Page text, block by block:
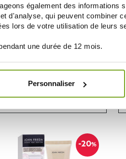
également des informations
d'analyse, qui peuvent combiner
lors de votre utilisation de leurs
une durée de 12 mois.
Personnaliser
JOHN FRIEDA
FRIEDA SOIN DÉMÊLANT BLOND+
7,99 €
-20%